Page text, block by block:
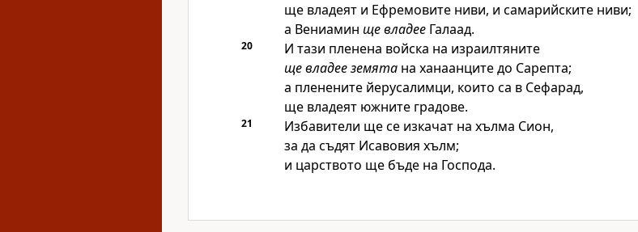
ще владеят и Ефремовите ниви, и самарийските ниви;
а Вениамин ще владееГалаад.
20
И тази пленена войска на израилтяните
ще владее земятана ханаанците до Сарепта;
а пленените йерусалимци, които са в Сефарад,
ще владеят южните градове.
21
Избавители ще се изкачат на хълма Сион,
за да съдят Исавовия хълм;
и царството ще бъде на Господа.